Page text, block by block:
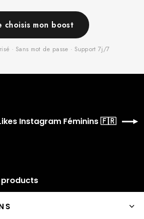
choisis mon boost
· Sans mot de passe · Support 7j/7
Instagram Féminins 🇫🇷
products